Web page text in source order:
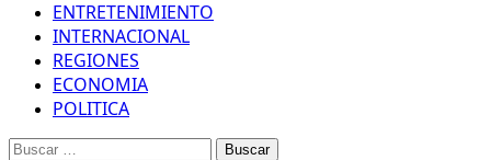
ENTRETENIMIENTO
INTERNACIONAL
REGIONES
ECONOMIA
POLITICA
Buscar: